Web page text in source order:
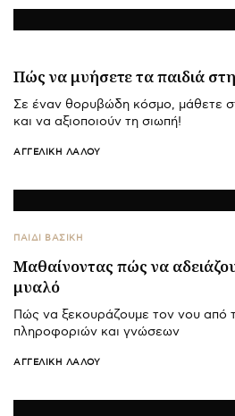
Πώς να μυήσετε τα παιδιά
Σε έναν θορυβώδη κόσμο, μάθετε
και να αξιοποιούν τη σιωπή!
ΑΓΓΕΛΙΚΉ ΛΆΛΟΥ
ΠΑΙΔΙ ΒΑΣΙΚΉ
Μαθαίνοντας πώς να
μυαλό
Πώς να ξεκουράζουμε τον νου από
πληροφοριών και γνώσεων
ΑΓΓΕΛΙΚΉ ΛΆΛΟΥ